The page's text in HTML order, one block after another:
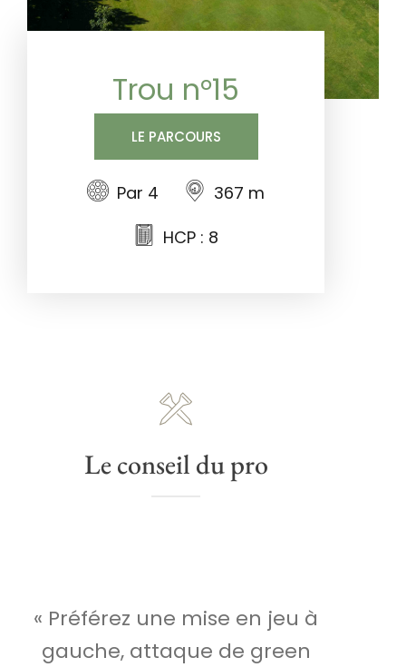
Trou n°15
LE PARCOURS
Par 4
367 m
HCP : 8
Le conseil du pro
« Préférez une mise en jeu à
gauche, attaque de green